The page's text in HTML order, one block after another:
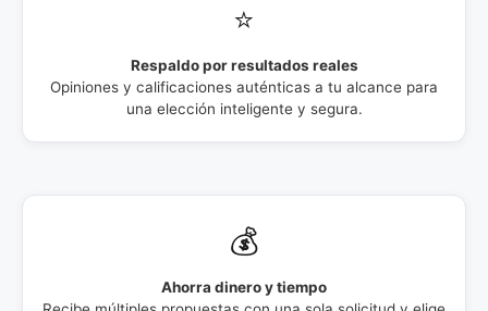
⭐
Respaldo por resultados reales
Opiniones y calificaciones auténticas a tu alcance para
una elección inteligente y segura.
💰
Ahorra dinero y tiempo